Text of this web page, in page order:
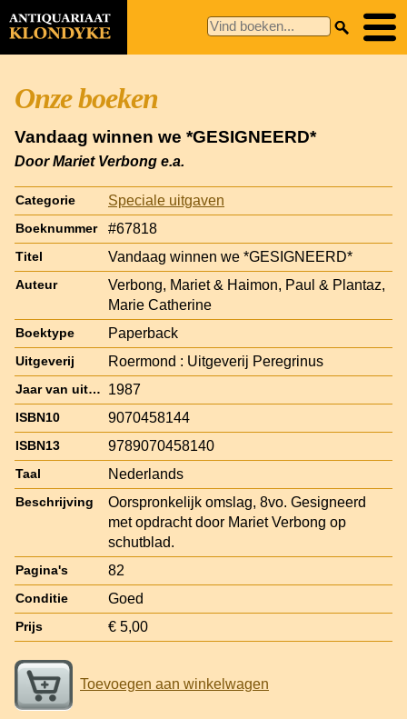
Onze boeken
Vandaag winnen we *GESIGNEERD*
Door Mariet Verbong e.a.
Categorie Speciale uitgaven
Boeknummer #67818
Titel Vandaag winnen we *GESIGNEERD*
Auteur
Verbong, Mariet & Haimon, Paul & Plantaz,
Marie Catherine
Boektype Paperback
Uitgeverij Roermond : Uitgeverij Peregrinus
Jaar van uitgave 1987
ISBN10 9070458144
ISBN13 9789070458140
Taal Nederlands
Beschrijving
Oorspronkelijk omslag, 8vo. Gesigneerd
met opdracht door Mariet Verbong op
schutblad.
Pagina's 82
Conditie Goed
Prijs € 5,00
Toevoegen aan winkelwagen